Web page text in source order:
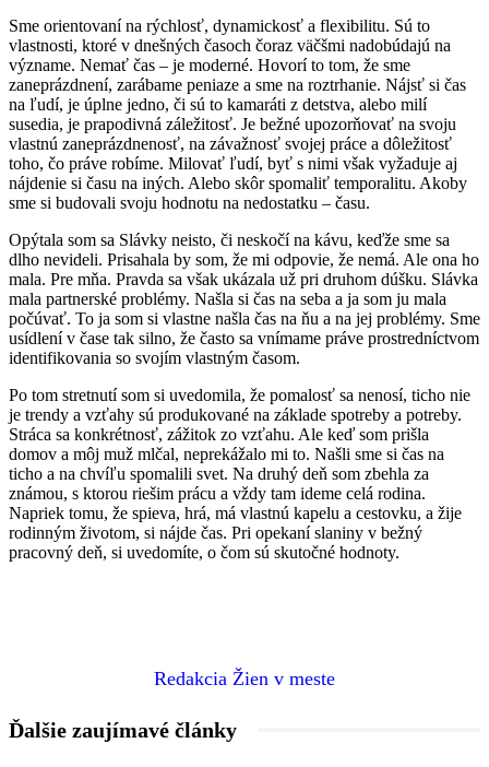
Sme orientovaní na rýchlosť, dynamickosť a flexibilitu. Sú to
vlastnosti, ktoré v dnešných časoch čoraz väčšmi nadobúdajú na
význame. Nemať čas – je moderné. Hovorí to tom, že sme
zaneprázdnení, zarábame peniaze a sme na roztrhanie. Nájsť si čas
na ľudí, je úplne jedno, či sú to kamaráti z detstva, alebo milí
susedia, je prapodivná záležitosť. Je bežné upozorňovať na svoju
vlastnú zaneprázdnenosť, na závažnosť svojej práce a dôležitosť
toho, čo práve robíme. Milovať ľudí, byť s nimi však vyžaduje aj
nájdenie si času na iných. Alebo skôr spomaliť temporalitu. Akoby
sme si budovali svoju hodnotu na nedostatku – času.
Opýtala som sa Slávky neisto, či neskočí na kávu, keďže sme sa
dlho nevideli. Prisahala by som, že mi odpovie, že nemá. Ale ona ho
mala. Pre mňa. Pravda sa však ukázala už pri druhom dúšku. Slávka
mala partnerské problémy. Našla si čas na seba a ja som ju mala
počúvať. To ja som si vlastne našla čas na ňu a na jej problémy. Sme
usídlení v čase tak silno, že často sa vnímame práve prostredníctvom
identifikovania so svojím vlastným časom.
Po tom stretnutí som si uvedomila, že pomalosť sa nenosí, ticho nie
je trendy a vzťahy sú produkované na základe spotreby a potreby.
Stráca sa konkrétnosť, zážitok zo vzťahu. Ale keď som prišla
domov a môj muž mlčal, neprekážalo mi to. Našli sme si čas na
ticho a na chvíľu spomalili svet. Na druhý deň som zbehla za
známou, s ktorou riešim prácu a vždy tam ideme celá rodina.
Napriek tomu, že spieva, hrá, má vlastnú kapelu a cestovku, a žije
rodinným životom, si nájde čas. Pri opekaní slaniny v bežný
pracovný deň, si uvedomíte, o čom sú skutočné hodnoty.
Redakcia Žien v meste
Ďalšie zaujímavé články